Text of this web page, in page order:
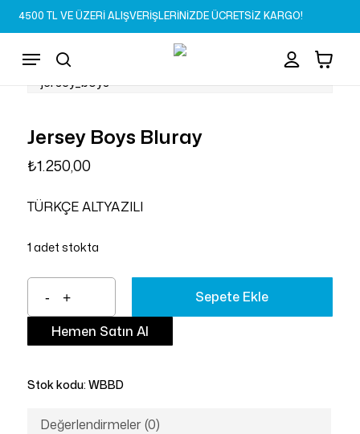
Skip
to
content
4500 TL VE ÜZERİ ALIŞVERİŞLERİNİZDE ÜCRETSİZ KARGO!
search
Menu Sepet Close
Cart
Jersey Boys Bluray
₺1.250,00
TÜRKÇE ALTYAZILI
1 adet stokta
Sepete Ekle
Hemen Satın Al
Stok kodu: WBBD
Değerlendirmeler (0)